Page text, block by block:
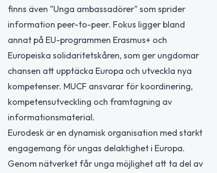
finns även "Unga ambassadörer" som sprider
information peer-to-peer. Fokus ligger bland
annat på EU-programmen Erasmus+ och
Europeiska solidaritetskåren, som ger ungdomar
chansen att upptäcka Europa och utveckla nya
kompetenser. MUCF ansvarar för koordinering,
kompetensutveckling och framtagning av
informationsmaterial.
Eurodesk är en dynamisk organisation med starkt
engagemang för ungas delaktighet i Europa.
Genom nätverket får unga möjlighet att ta del av